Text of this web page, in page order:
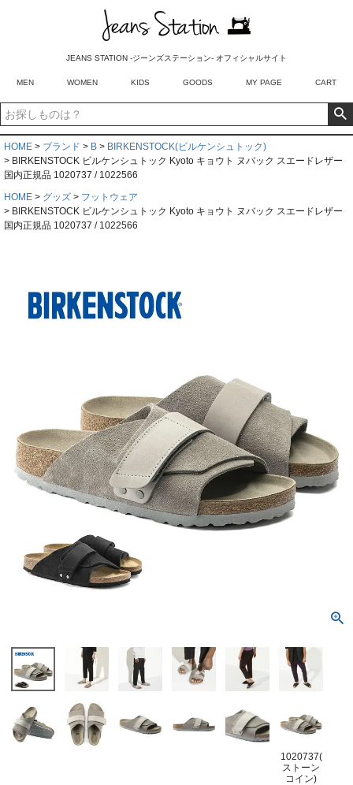
JEANS STATION -ジーンズステーション- オフィシャルサイト
MEN WOMEN KIDS GOODS MY PAGE CART
HOME ブランド B
BIRKENSTOCK(ビルケンシュトック)
BIRKENSTOCK ビルケンシュトック Kyoto キョウト ヌバック スエードレザー
国内正規品 1020737 / 1022566
HOME
グッズ
フットウェア
BIRKENSTOCK ビルケンシュトック Kyoto キョウト ヌバック スエードレザー
国内正規品 1020737 / 1022566
1020737(
ストーン
コイン)